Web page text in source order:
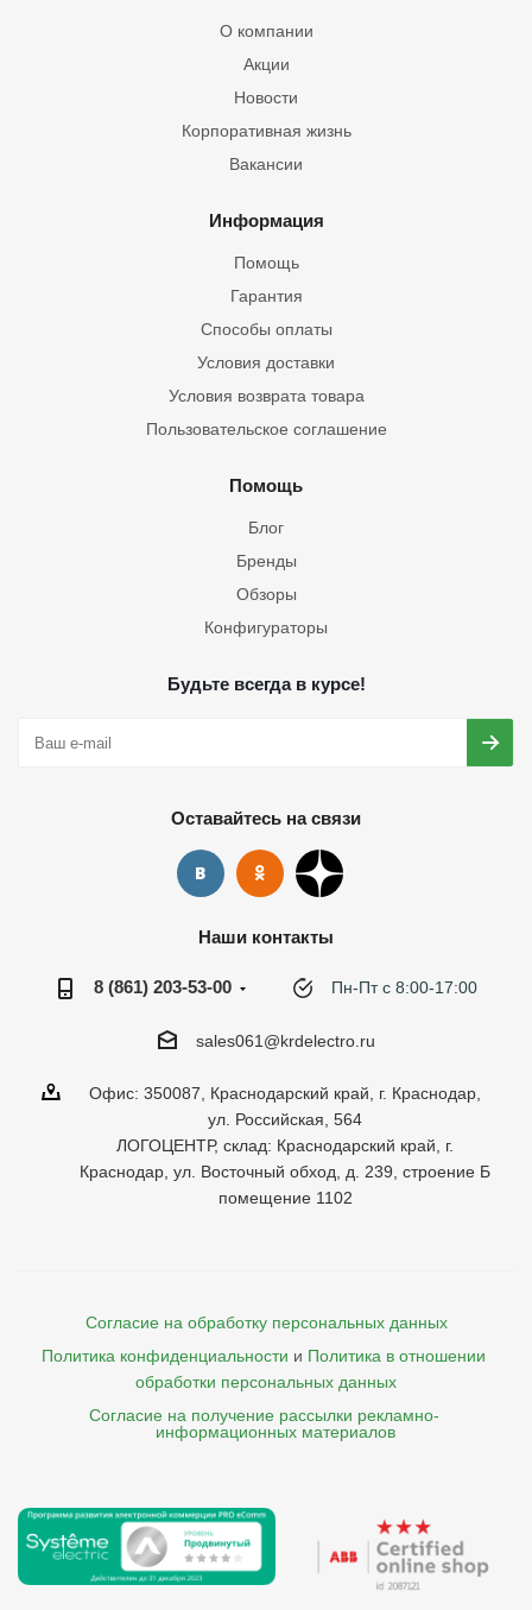
О компании
Акции
Новости
Корпоративная жизнь
Вакансии
Информация
Помощь
Гарантия
Способы оплаты
Условия доставки
Условия возврата товара
Пользовательское соглашение
Помощь
Блог
Бренды
Обзоры
Конфигураторы
Будьте всегда в курсе!
Оставайтесь на связи
Наши контакты
8 (861) 203-53-00 Пн-Пт с 8:00-17:00
sales061@krdelectro.ru
Офис: 350087, Краснодарский край, г. Краснодар,
ул. Российская, 564
ЛОГОЦЕНТР, склад: Краснодарский край, г.
Краснодар, ул. Восточный обход, д. 239, строение Б
помещение 1102
Согласие на обработку персональных данных
Политика конфиденциальности и Политика в отношении
обработки персональных данных
Согласие на получение рассылки рекламно-
    информационных материалов